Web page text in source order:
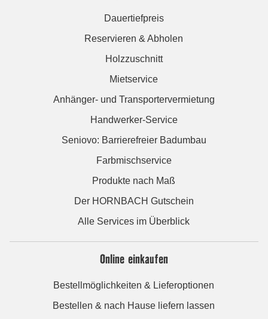
Dauertiefpreis
Reservieren & Abholen
Holzzuschnitt
Mietservice
Anhänger- und Transportervermietung
Handwerker-Service
Seniovo: Barrierefreier Badumbau
Farbmischservice
Produkte nach Maß
Der HORNBACH Gutschein
Alle Services im Überblick
Online einkaufen
Bestellmöglichkeiten & Lieferoptionen
Bestellen & nach Hause liefern lassen